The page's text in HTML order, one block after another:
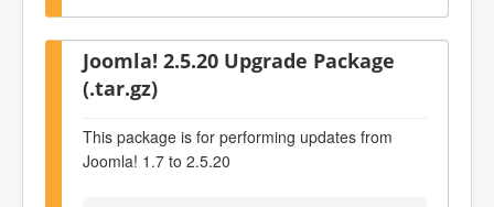
Joomla! 2.5.20 Upgrade Package
(.tar.gz)
This package is for performing updates from
Joomla! 1.7 to 2.5.20